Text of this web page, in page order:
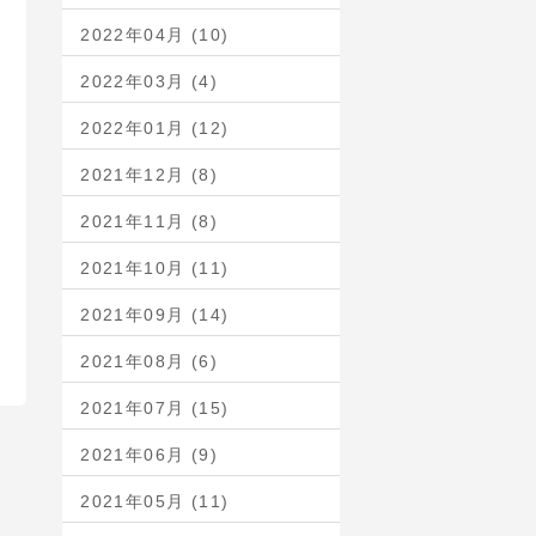
2022年04月 (10)
2022年03月 (4)
2022年01月 (12)
2021年12月 (8)
2021年11月 (8)
2021年10月 (11)
2021年09月 (14)
2021年08月 (6)
2021年07月 (15)
2021年06月 (9)
2021年05月 (11)